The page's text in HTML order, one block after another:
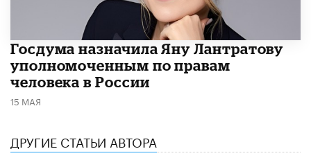
Госдума назначила Яну Лантратову
уполномоченным по правам
человека в России
15 МАЯ
ДРУГИЕ СТАТЬИ АВТОРА